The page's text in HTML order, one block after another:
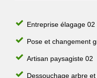
Entreprise élagage 02
Pose et changement
Artisan paysagiste 02
Dessouchage arbre et